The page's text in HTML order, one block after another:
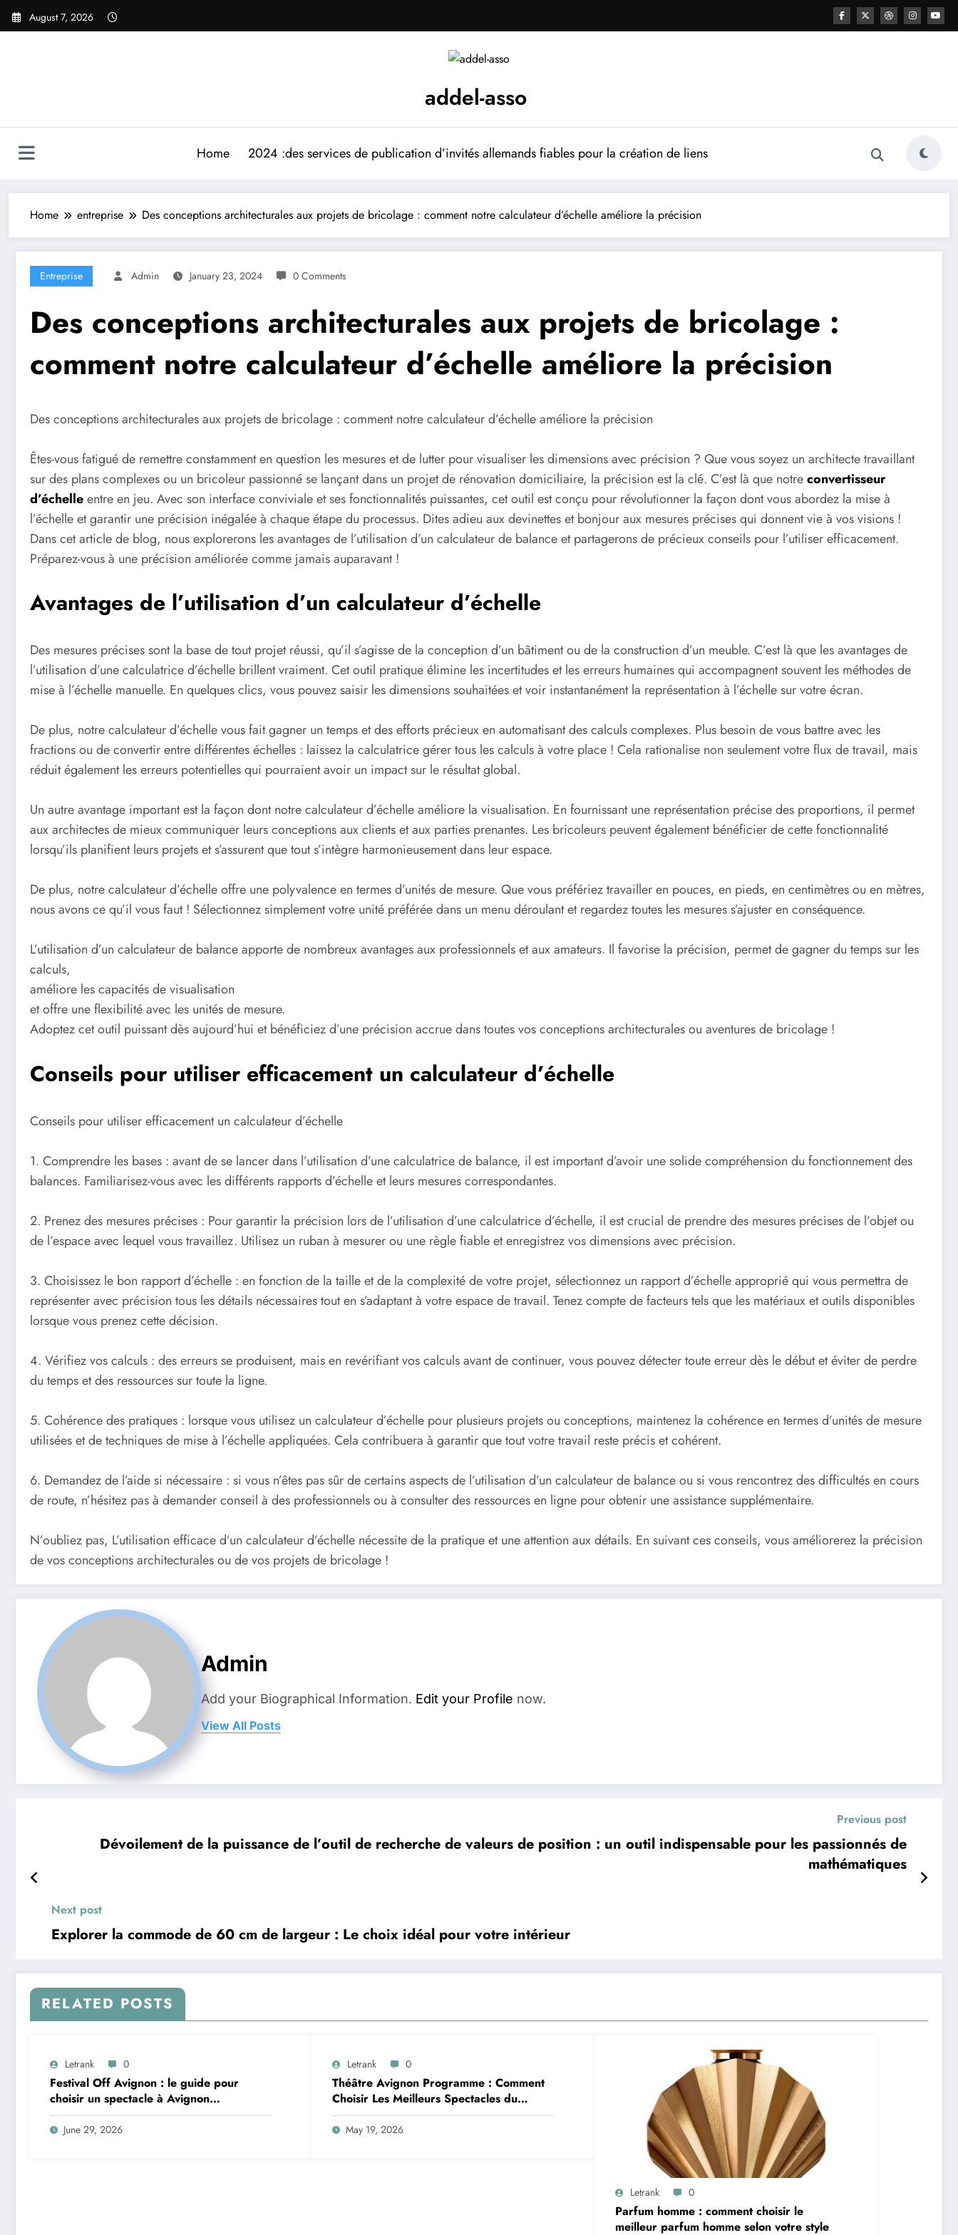
Skip
August 7, 2026
addel-asso
Home 2024 :des services de publication d’invités allemands fiables pour la création de liens
Home entreprise Des conceptions architecturales aux projets de bricolage : comment notre calculateur d’échelle améliore la précision
Entreprise Admin January 23, 2024 0 Comments
Des conceptions architecturales aux projets de bricolage :
comment notre calculateur d’échelle améliore la précision
Des conceptions architecturales aux projets de bricolage : comment notre calculateur d’échelle améliore la précision
Êtes-vous fatigué de remettre constamment en question les mesures et de lutter pour visualiser les dimensions avec précision ? Que vous soyez un architecte travaillant
sur des plans complexes ou un bricoleur passionné se lançant dans un projet de rénovation domiciliaire, la précision est la clé. C’est là que notreconvertisseur
d’échelleentre en jeu. Avec son interface conviviale et ses fonctionnalités puissantes, cet outil est conçu pour révolutionner la façon dont vous abordez la mise à
l’échelle et garantir une précision inégalée à chaque étape du processus. Dites adieu aux devinettes et bonjour aux mesures précises qui donnent vie à vos visions !
Dans cet article de blog, nous explorerons les avantages de l’utilisation d’un calculateur de balance et partagerons de précieux conseils pour l’utiliser efficacement.
Préparez-vous à une précision améliorée comme jamais auparavant !
Avantages de l’utilisation d’un calculateur d’échelle
Des mesures précises sont la base de tout projet réussi, qu’il s’agisse de la conception d’un bâtiment ou de la construction d’un meuble. C’est là que les avantages de
l’utilisation d’une calculatrice d’échelle brillent vraiment. Cet outil pratique élimine les incertitudes et les erreurs humaines qui accompagnent souvent les méthodes de
mise à l’échelle manuelle. En quelques clics, vous pouvez saisir les dimensions souhaitées et voir instantanément la représentation à l’échelle sur votre écran.
De plus, notre calculateur d’échelle vous fait gagner un temps et des efforts précieux en automatisant des calculs complexes. Plus besoin de vous battre avec les
fractions ou de convertir entre différentes échelles : laissez la calculatrice gérer tous les calculs à votre place ! Cela rationalise non seulement votre flux de travail, mais
réduit également les erreurs potentielles qui pourraient avoir un impact sur le résultat global.
Un autre avantage important est la façon dont notre calculateur d’échelle améliore la visualisation. En fournissant une représentation précise des proportions, il permet
aux architectes de mieux communiquer leurs conceptions aux clients et aux parties prenantes. Les bricoleurs peuvent également bénéficier de cette fonctionnalité
lorsqu’ils planifient leurs projets et s’assurent que tout s’intègre harmonieusement dans leur espace.
De plus, notre calculateur d’échelle offre une polyvalence en termes d’unités de mesure. Que vous préfériez travailler en pouces, en pieds, en centimètres ou en mètres,
nous avons ce qu’il vous faut ! Sélectionnez simplement votre unité préférée dans un menu déroulant et regardez toutes les mesures s’ajuster en conséquence.
L’utilisation d’un calculateur de balance apporte de nombreux avantages aux professionnels et aux amateurs. Il favorise la précision, permet de gagner du temps sur les
calculs,
améliore les capacités de visualisation
et offre une flexibilité avec les unités de mesure.
Adoptez cet outil puissant dès aujourd’hui et bénéficiez d’une précision accrue dans toutes vos conceptions architecturales ou aventures de bricolage !
Conseils pour utiliser efficacement un calculateur d’échelle
Conseils pour utiliser efficacement un calculateur d’échelle
1. Comprendre les bases : avant de se lancer dans l’utilisation d’une calculatrice de balance, il est important d’avoir une solide compréhension du fonctionnement des
balances. Familiarisez-vous avec les différents rapports d’échelle et leurs mesures correspondantes.
2. Prenez des mesures précises : Pour garantir la précision lors de l’utilisation d’une calculatrice d’échelle, il est crucial de prendre des mesures précises de l’objet ou
de l’espace avec lequel vous travaillez. Utilisez un ruban à mesurer ou une règle fiable et enregistrez vos dimensions avec précision.
3. Choisissez le bon rapport d’échelle : en fonction de la taille et de la complexité de votre projet, sélectionnez un rapport d’échelle approprié qui vous permettra de
représenter avec précision tous les détails nécessaires tout en s’adaptant à votre espace de travail. Tenez compte de facteurs tels que les matériaux et outils disponibles
lorsque vous prenez cette décision.
4. Vérifiez vos calculs : des erreurs se produisent, mais en revérifiant vos calculs avant de continuer, vous pouvez détecter toute erreur dès le début et éviter de perdre
du temps et des ressources sur toute la ligne.
5. Cohérence des pratiques : lorsque vous utilisez un calculateur d’échelle pour plusieurs projets ou conceptions, maintenez la cohérence en termes d’unités de mesure
utilisées et de techniques de mise à l’échelle appliquées. Cela contribuera à garantir que tout votre travail reste précis et cohérent.
6. Demandez de l’aide si nécessaire : si vous n’êtes pas sûr de certains aspects de l’utilisation d’un calculateur de balance ou si vous rencontrez des difficultés en cours
de route, n’hésitez pas à demander conseil à des professionnels ou à consulter des ressources en ligne pour obtenir une assistance supplémentaire.
N’oubliez pas, L’utilisation efficace d’un calculateur d’échelle nécessite de la pratique et une attention aux détails. En suivant ces conseils, vous améliorerez la précision
de vos conceptions architecturales ou de vos projets de bricolage !
Admin
Add your Biographical Information. Edit your Profile now.
View All Posts
Previous post
Dévoilement de la puissance de l’outil de recherche de valeurs de position : un outil indispensable pour les passionnés de
mathématiques
Next post
Explorer la commode de 60 cm de largeur : Le choix idéal pour votre intérieur
RELATED POSTS
Letrank 0
Festival Off Avignon : le guide pour
choisir un spectacle à Avignon
aujourd’hui
June 29, 2026
Letrank 0
Théâtre Avignon Programme : Comment
Choisir Les Meilleurs Spectacles du
Festival Off Avignon
May 19, 2026
Letrank 0
Parfum homme : comment choisir le
meilleur parfum homme selon votre style